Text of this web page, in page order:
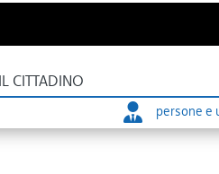
IL CITTADINO
persone e